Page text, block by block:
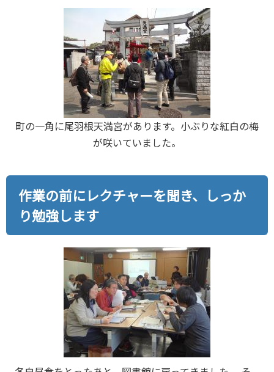
町の一角に尾羽根天満宮があります。小ぶりな紅白の梅
が咲いていました。
作業の前にレクチャーを聞き、しっか
り勉強します